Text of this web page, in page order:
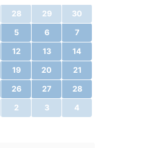
28 29 30
5 6 7
12 13 14
19 20 21
26 27 28
2 3 4